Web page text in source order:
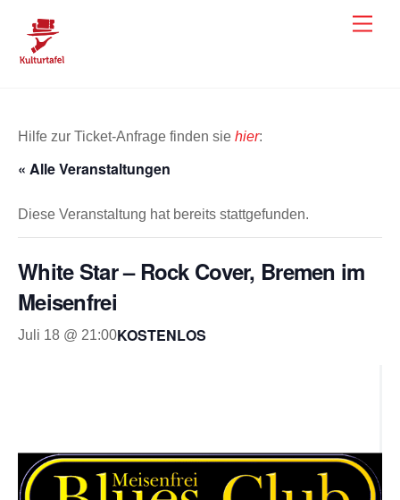
content
Hilfe zur Ticket-Anfrage finden sie hier:
« Alle Veranstaltungen
Diese Veranstaltung hat bereits stattgefunden.
White Star – Rock Cover, Bremen im
Meisenfrei
Juli 18 @ 21:00KOSTENLOS